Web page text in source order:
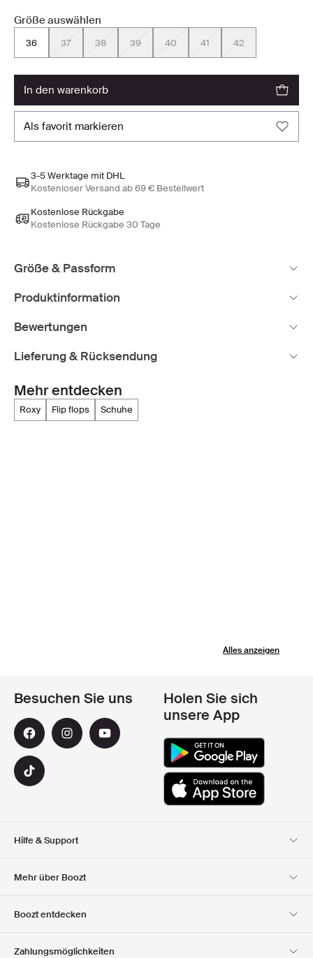
Größe auswählen
36 37 38 39 40 41 42
in den warenkorb
als favorit markieren
3-5 Werktage mit DHL
Kostenloser Versand ab 69 € Bestellwert
Kostenlose Rückgabe
Kostenlose Rückgabe 30 Tage
Größe & Passform
Produktinformation
Bewertungen
Lieferung & Rücksendung
Mehr entdecken
roxy flip flops schuhe
Alles anzeigen
Hilfe & Support
Mehr über Boozt
Boozt entdecken
Besuchen Sie uns
Holen Sie sich
unsere App
Zahlungsmöglichkeiten